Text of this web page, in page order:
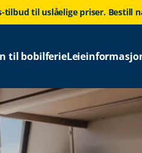
tilbud til uslåelige priser. Bestill
til bobilferie